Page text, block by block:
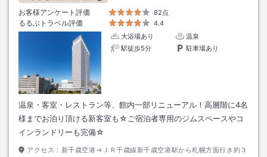
お客様アンケート評価
82点
るるぶトラベル評価
4.4
大浴場あり
温泉
駅徒歩5分
駐車場あり
温泉・客室・レストラン等、館内一部リニューアル！高層階に4名
様までお泊り頂ける新客室も☆ご宿泊者専用のジムスペースやコ
インランドリーも完備☆
アクセス： 新千歳空港→ＪＲ千歳線新千歳空港駅から札幌方面行き約３